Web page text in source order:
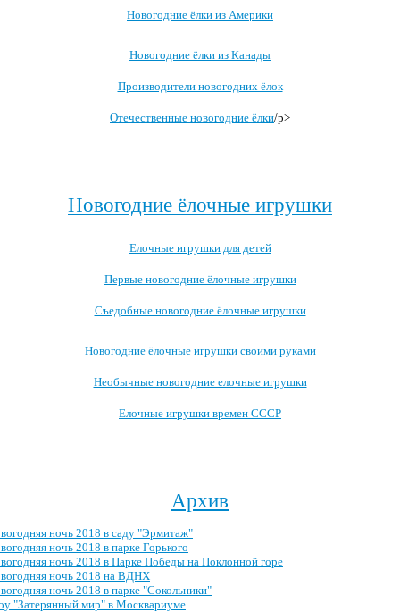
Новогодние ёлки из Америки
Новогодние ёлки из Канады
Производители новогодних ёлок
Отечественные новогодние ёлки/p>
Новогодние ёлочные игрушки
Елочные игрушки для детей
Первые новогодние ёлочные игрушки
Съедобные новогодние ёлочные игрушки
Новогодние ёлочные игрушки своими руками
Необычные новогодние елочные игрушки
Елочные игрушки времен СССР
Архив
ночь 2018 в саду "Эрмитаж"
ночь 2018 в парке Горького
ночь 2018 в Парке Победы на Поклонной горе
ночь 2018 на ВДНХ
ночь 2018 в парке "Сокольники"
"Затерянный мир" в Москвариуме